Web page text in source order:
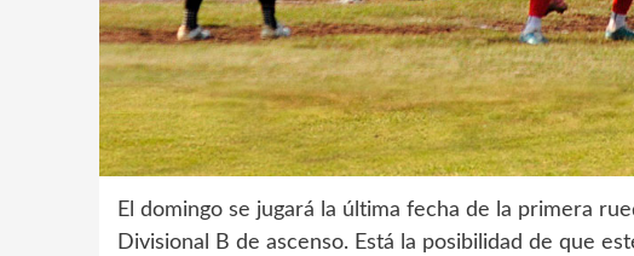
El domingo se jugará la última fecha de la primera
Divisional B de ascenso. Está la posibilidad de que